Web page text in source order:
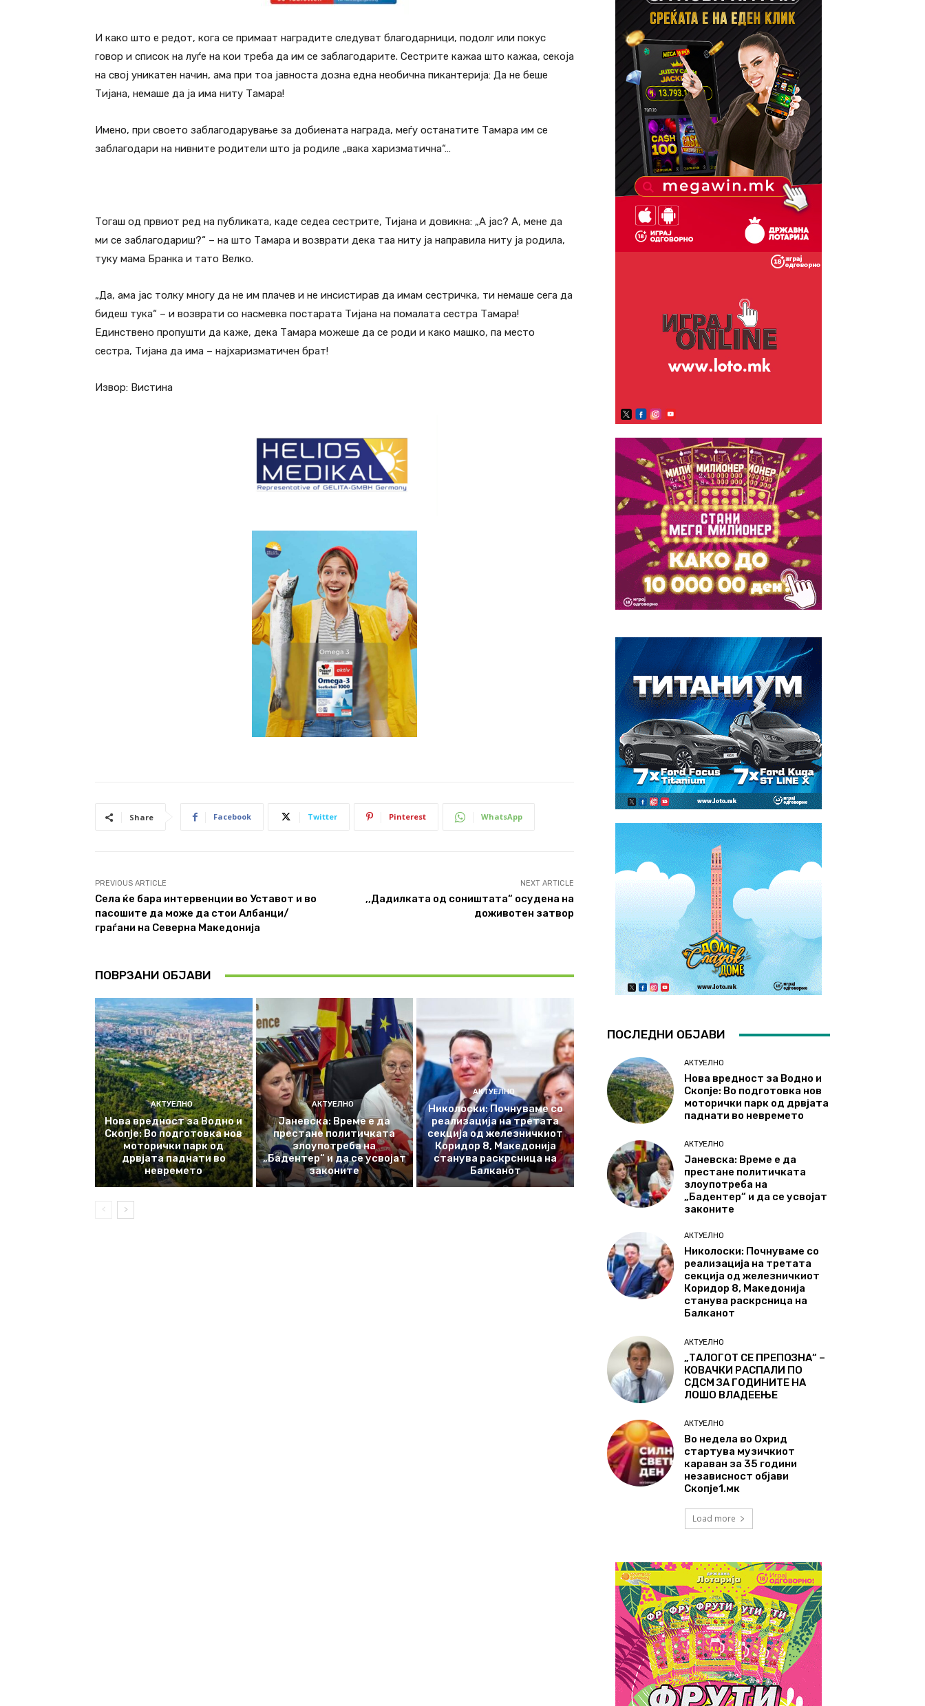
И како што е редот, кога се примаат наградите следуват благодарници, подолг или покус
говор и список на луѓе на кои треба да им се заблагодарите. Сестрите кажаа што кажаа, секоја
на свој уникатен начин, ама при тоа јавноста дозна една необична пикантерија: Да не беше
Тијана, немаше да ја има ниту Тамара!
Имено, при своето заблагодарување за добиената награда, меѓу останатите Тамара им се
заблагодари на нивните родители што ја родиле „вака харизматична“…
Тогаш од првиот ред на публиката, каде седеа сестрите, Тијана и довикна: „А јас? А, мене да
ми се заблагодариш?“ – на што Тамара и возврати дека таа ниту ја направила ниту ја родила,
туку мама Бранка и тато Велко.
„Да, ама јас толку многу да не им плачев и не инсистирав да имам сестричка, ти немаше сега да
бидеш тука“ – и возврати со насмевка постарата Тијана на помалата сестра Тамара!
Единствено пропушти да каже, дека Тамара можеше да се роди и како машко, па место
сестра, Тијана да има – најхаризматичен брат!
Извор: Вистина
Share Facebook Twitter Pinterest WhatsApp
PREVIOUS ARTICLE
Села ќе бара интервенции во Уставот и во
пасошите да може да стои Албанци/
граѓани на Северна Македонија
NEXT ARTICLE
,,Дадилката од соништата“ осудена на
доживотен затвор
ПОВРЗАНИ ОБЈАВИ
АКТУЕЛНО
Нова вредност за Водно и
Скопје: Во подготовка нов
моторички парк од
дрвјата паднати во
невремето
АКТУЕЛНО
Јаневска: Време е да
престане политичката
злоупотреба на
„Бадентер“ и да се усвојат
законите
АКТУЕЛНО
Николоски: Почнуваме со
реализација на третата
секција од железничкиот
Коридор 8, Македонија
станува раскрсница на
Балканот
ПОСЛЕДНИ ОБЈАВИ
АКТУЕЛНО
Нова вредност за Водно и
Скопје: Во подготовка нов
моторички парк од дрвјата
паднати во невремето
АКТУЕЛНО
Јаневска: Време е да
престане политичката
злоупотреба на
„Бадентер“ и да се усвојат
законите
АКТУЕЛНО
Николоски: Почнуваме со
реализација на третата
секција од железничкиот
Коридор 8, Македонија
станува раскрсница на
Балканот
АКТУЕЛНО
„ТАЛОГОТ СЕ ПРЕПОЗНА“ –
КОВАЧКИ РАСПАЛИ ПО
СДСМ ЗА ГОДИНИТЕ НА
ЛОШО ВЛАДЕЕЊЕ
АКТУЕЛНО
Во недела во Охрид
стартува музичкиот
караван за 35 години
независност објави
Скопје1.мк
Load more